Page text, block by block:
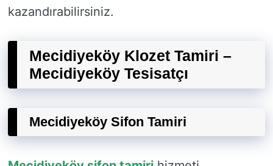
kazandırabilirsiniz.
Mecidiyeköy Klozet Tamiri –
Mecidiyeköy Tesisatçı
Mecidiyeköy Sifon Tamiri